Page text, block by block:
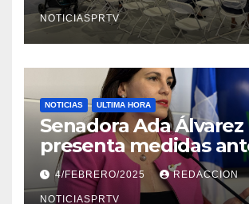
NOTICIASPRTV
NOTICIAS ULTIMA HORA
Senadora Ada Álvarez
presenta medidas
violencia en el
4/FEBRERO/2025 REDACCION
NOTICIASPRTV